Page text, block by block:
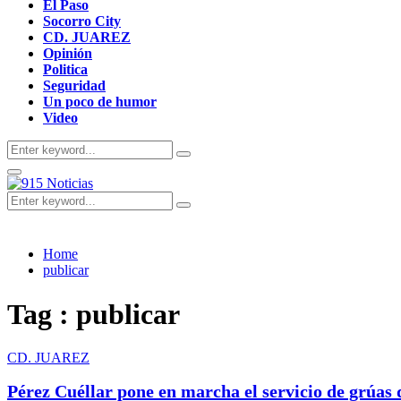
El Paso
Socorro City
CD. JUAREZ
Opinión
Politica
Seguridad
Un poco de humor
Video
Search
for:
Search
Primary
Menu
Search
for:
Search
Home
publicar
Tag : publicar
CD. JUAREZ
Pérez Cuéllar pone en marcha el servicio de grúas